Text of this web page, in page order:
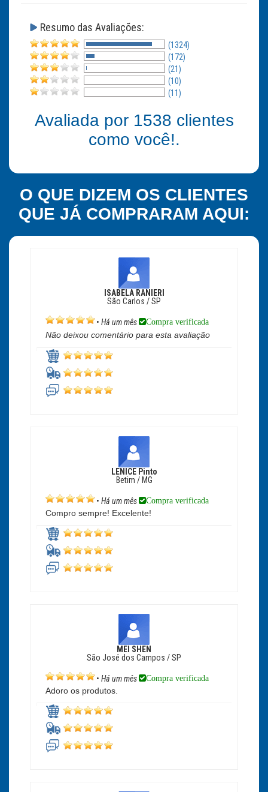
Resumo das Avaliações:
(1324)
(172)
(21)
(10)
(11)
Avaliada por 1538 clientes
como você!.
O QUE DIZEM OS CLIENTES
QUE JÁ COMPRARAM AQUI:
ISABELA RANIERI
São Carlos / SP
• Há um mês Compra verificada
Não deixou comentário para esta avaliação
LENICE Pinto
Betim / MG
• Há um mês Compra verificada
Compro sempre! Excelente!
MEI SHEN
São José dos Campos / SP
• Há um mês Compra verificada
Adoro os produtos.